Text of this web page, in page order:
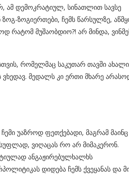
ამ დემოკრატიულ, სინათლით სავსე
ზოგ-ზოგიერთები, ჩემს წარსულზე,
რატომ მუშაობდიო?! არ მინდა,
რომელმაც საკუთარ თავში ახალი
მედალს კი ერთი მხარე
უაზროდ ფეთქებადი, მაგრამ მაინც
ვიღაცას რო არ მიმაკერონ.
ანგაჟირებულხალხს
დიდება ჩემს ქვეყანას და